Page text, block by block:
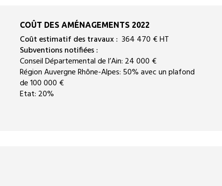
COÛT DES AMÉNAGEMENTS 2022
Coût estimatif des travaux : 364 470 € HT
Subventions notifiées :
Conseil Départemental de l’Ain: 24 000 €
Région Auvergne Rhône-Alpes: 50% avec un plafond
de 100 000 €
Etat: 20%